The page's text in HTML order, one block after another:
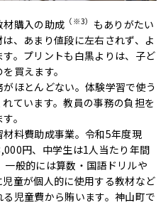
材購入の助成 （※3） もありがたい
、あまり値段に左右されず、よ
。プリントも白黒よりは、子ど
買えます。
ほとんどない。体験学習で使う
ています。教員の事務の負担を
。
料費助成事業。令和5年度現
円、中学生は1人当たり年間
般的には算数・国語ドリルや
童が個人的に使用する教材など
児童費から賄います。神山町で